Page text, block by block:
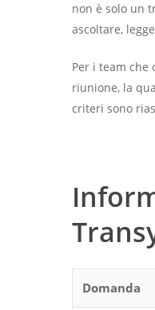
non è solo un
ascoltare,
Per i team
riunione, la
criteri sono
Domanda